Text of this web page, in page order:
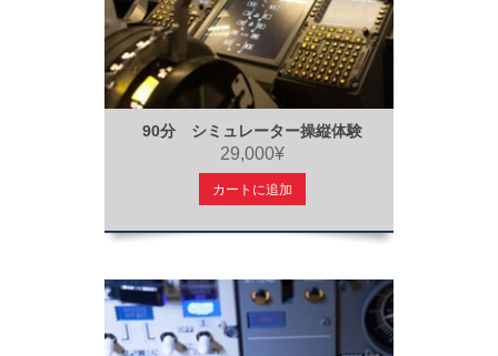
90分 シミュレーター操縦体験
29,000¥
カートに追加